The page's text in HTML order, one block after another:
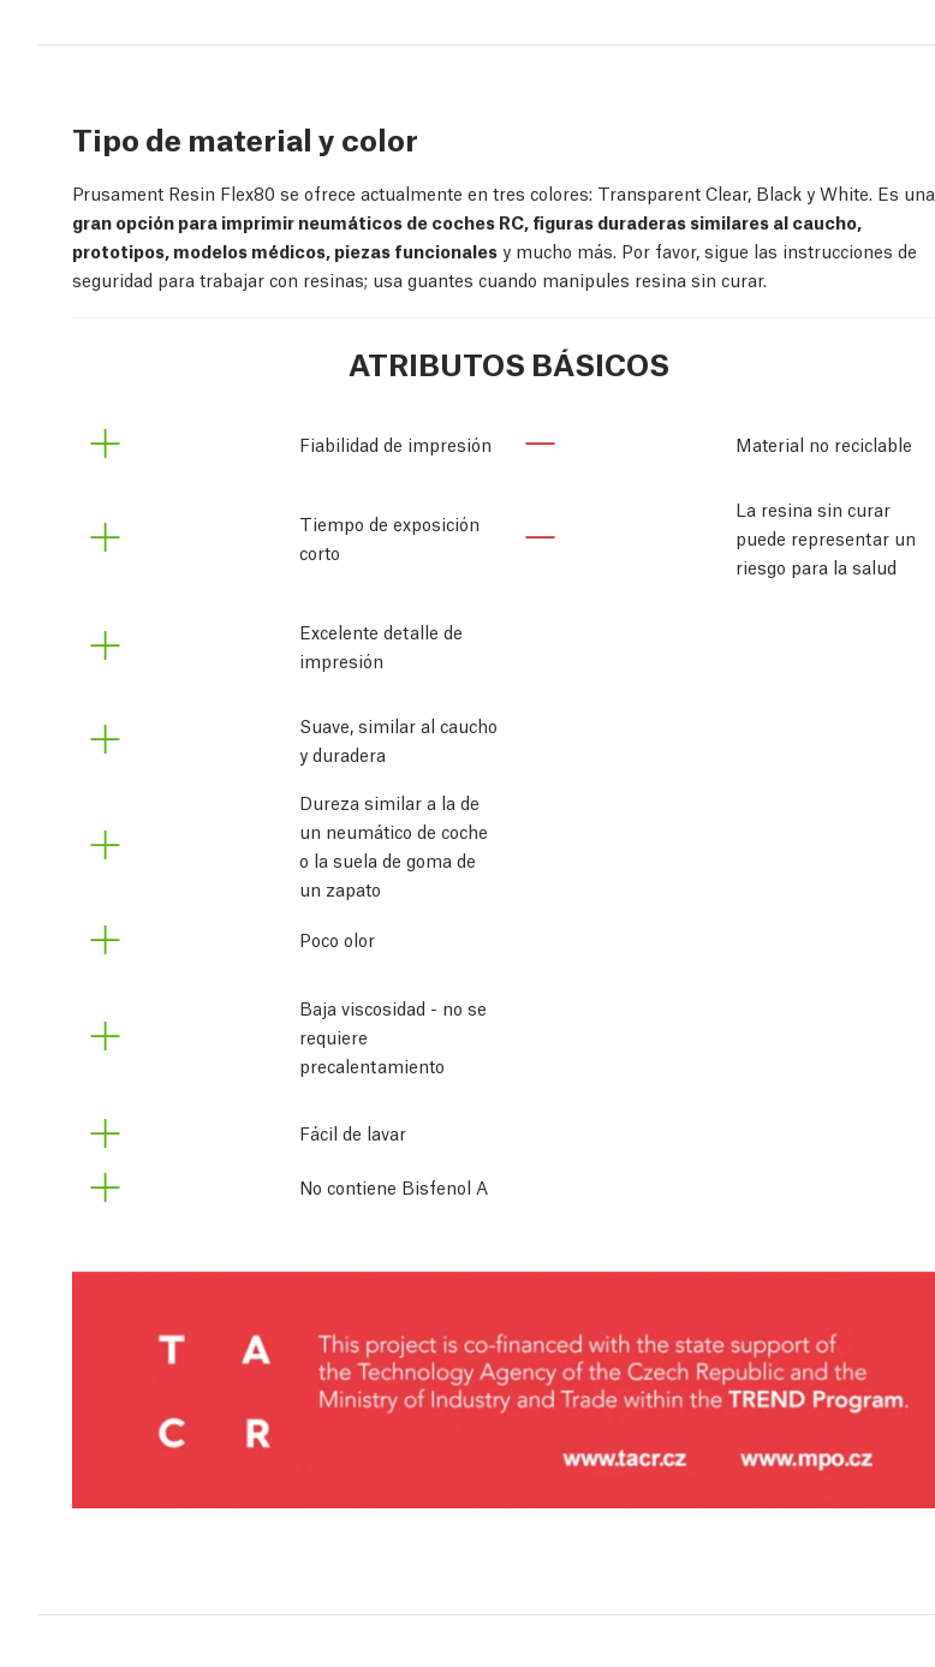
Tipo de material y color
Prusament Resin Flex80 se ofrece actualmente en tres colores: Transparent Clear, Black y White. Es una
gran opción para imprimir neumáticos de coches RC, figuras duraderas similares al caucho,
prototipos, modelos médicos, piezas funcionales y mucho más. Por favor, sigue las instrucciones de
seguridad para trabajar con resinas; usa guantes cuando manipules resina sin curar.
ATRIBUTOS BÁSICOS
Fiabilidad de impresión Material no reciclable
Tiempo de exposición
corto
La resina sin curar
puede representar un
riesgo para la salud
Excelente detalle de
impresión
Suave, similar al caucho
y duradera
Dureza similar a la de
un neumático de coche
o la suela de goma de
un zapato
Poco olor
Baja viscosidad - no se
requiere
precalentamiento
Fácil de lavar
No contiene Bisfenol A